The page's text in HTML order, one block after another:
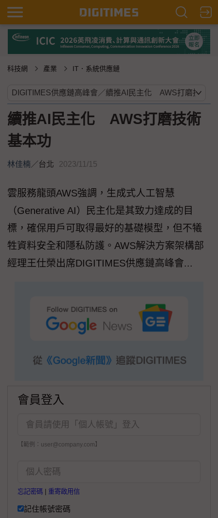
科技網 產業 IT．系統供應鏈
續推AI民主化 AWS打磨技術
基本功
林佳楠／台北 2023/11/15
雲服務龍頭AWS強調，生成式人工智慧
（Generative AI）民主化是其致力達成的目
標，確保用戶可取得最好的基礎模型，但不犧
牲資料安全和隱私防護。AWS解決方案架構部
經理王仕榮出席DIGITIMES供應鏈高峰會...
會員登入
【範例：user@company.com】
忘記密碼 重寄啟用信
記住帳號密碼